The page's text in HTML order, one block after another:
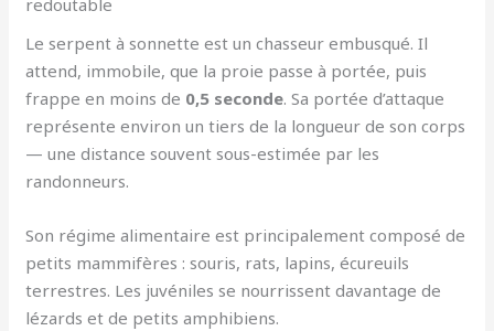
Le serpent à sonnette est un chasseur embusqué. Il
attend, immobile, que la proie passe à portée, puis
frappe en moins de 0,5 seconde. Sa portée d’attaque
représente environ un tiers de la longueur de son corps
— une distance souvent sous-estimée par les
randonneurs.
Son régime alimentaire est principalement composé de
petits mammifères : souris, rats, lapins, écureuils
terrestres. Les juvéniles se nourrissent davantage de
lézards et de petits amphibiens.